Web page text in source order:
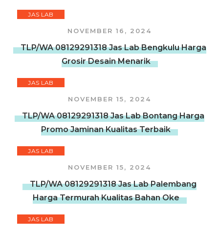
JAS LAB
NOVEMBER 16, 2024
TLP/WA 08129291318 Jas Lab Bengkulu Harga
Grosir Desain Menarik
JAS LAB
NOVEMBER 15, 2024
TLP/WA 08129291318 Jas Lab Bontang Harga
Promo Jaminan Kualitas Terbaik
JAS LAB
NOVEMBER 15, 2024
TLP/WA 08129291318 Jas Lab Palembang
Harga Termurah Kualitas Bahan Oke
JAS LAB